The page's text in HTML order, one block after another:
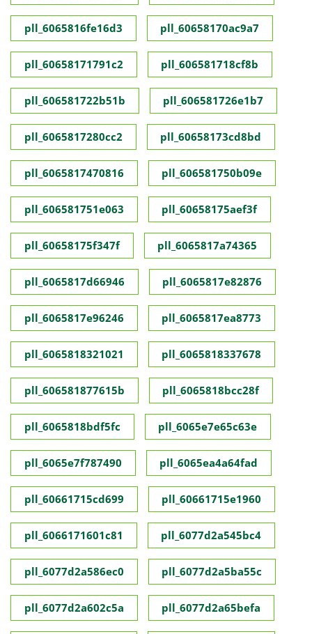
pll_6065816fe16d3 pll_60658170ac9a7
pll_60658171791c2 pll_606581718cf8b
pll_606581722b51b pll_606581726e1b7
pll_6065817280cc2 pll_60658173cd8bd
pll_6065817470816 pll_606581750b09e
pll_606581751e063 pll_60658175aef3f
pll_60658175f347f pll_6065817a74365
pll_6065817d66946 pll_6065817e82876
pll_6065817e96246 pll_6065817ea8773
pll_6065818321021 pll_6065818337678
pll_606581877615b pll_6065818bcc28f
pll_6065818bdf5fc pll_6065e7e65c63e
pll_6065e7f787490 pll_6065ea4a64fad
pll_60661715cd699 pll_60661715e1960
pll_6066171601c81 pll_6077d2a545bc4
pll_6077d2a586ec0 pll_6077d2a5ba55c
pll_6077d2a602c5a pll_6077d2a65befa